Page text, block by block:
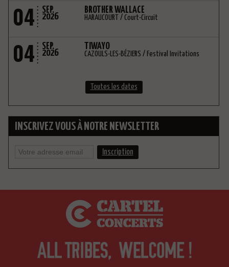
04 SEP.
2026
BROTHER WALLACE
HARAUCOURT / Court-Circuit
04 SEP.
2026
TIWAYO
CAZOULS-LES-BÉZIERS / Festival Invitations
Toutes les dates
INSCRIVEZ VOUS À NOTRE NEWSLETTER